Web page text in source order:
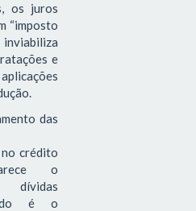
os juros
“imposto
e
das
crédito
o
dívidas
é o